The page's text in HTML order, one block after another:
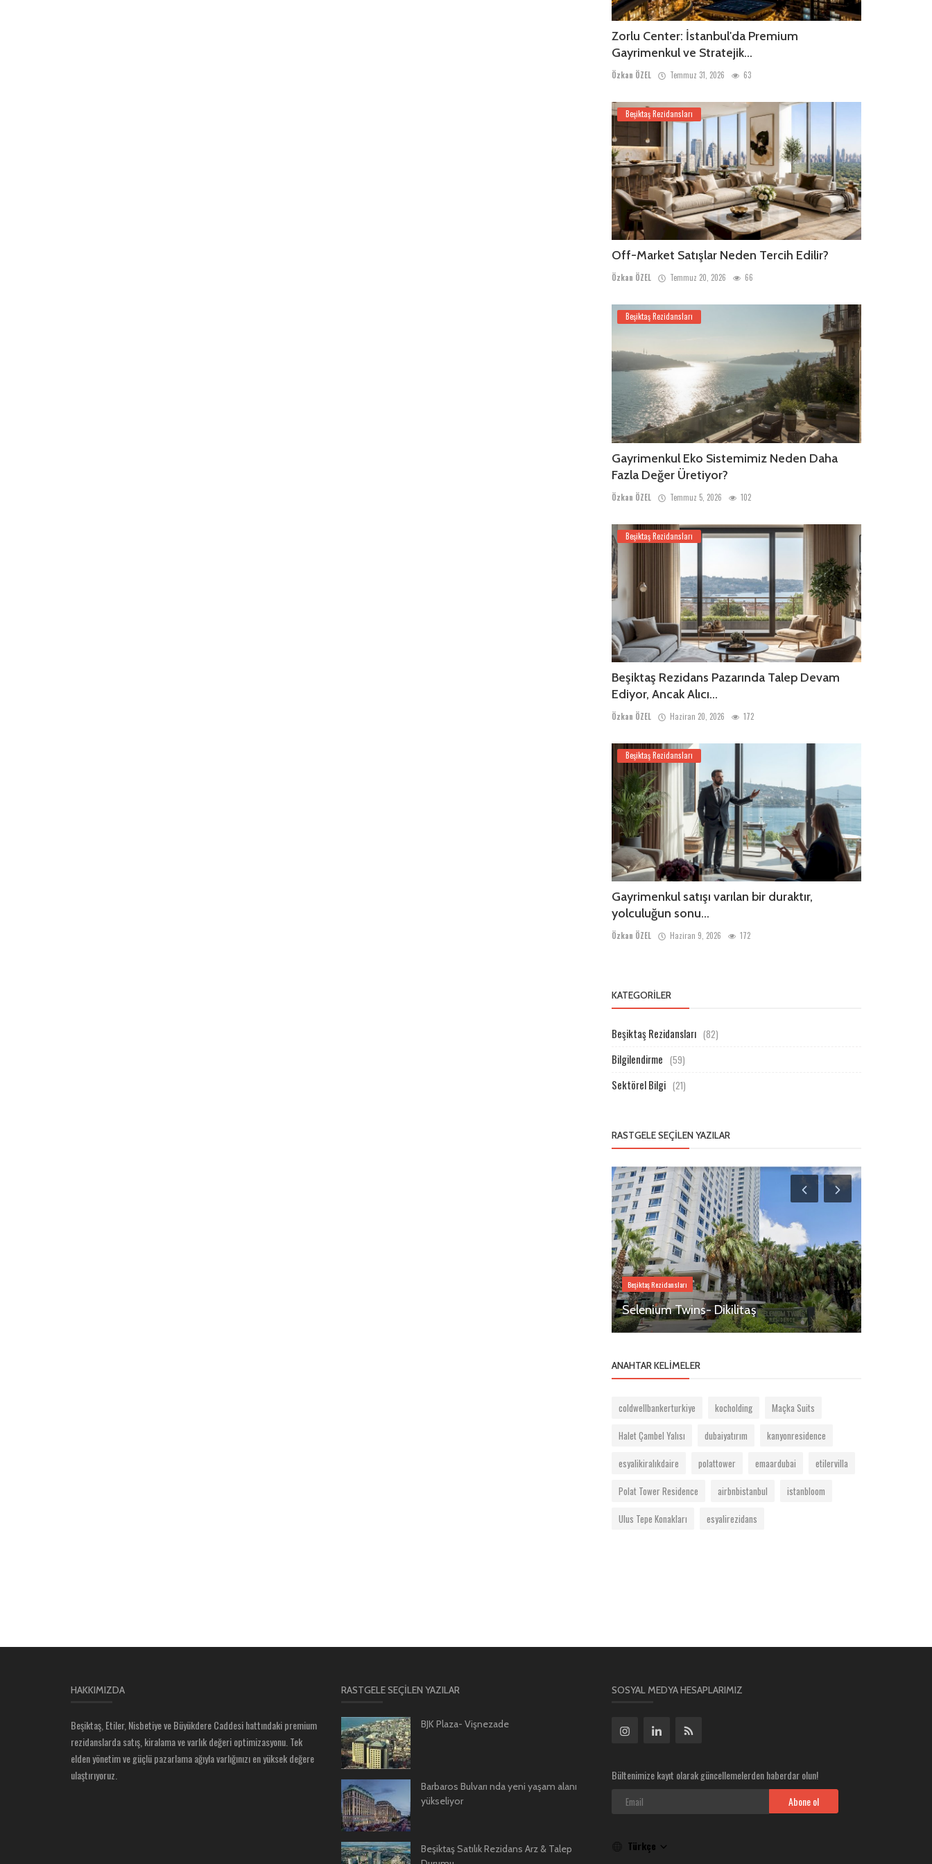
Zorlu Center: İstanbul'da Premium
Gayrimenkul ve Stratejik...
Özkan ÖZEL Temmuz 31, 2026 63
Beşiktaş Rezidansları
Off-Market Satışlar Neden Tercih Edilir?
Özkan ÖZEL Temmuz 20, 2026 66
Beşiktaş Rezidansları
Gayrimenkul Eko Sistemimiz Neden Daha
Fazla Değer Üretiyor?
Özkan ÖZEL Temmuz 5, 2026 102
Beşiktaş Rezidansları
Beşiktaş Rezidans Pazarında Talep Devam
Ediyor, Ancak Alıcı...
Özkan ÖZEL Haziran 20, 2026 172
Beşiktaş Rezidansları
Gayrimenkul satışı varılan bir duraktır,
yolculuğun sonu...
Özkan ÖZEL Haziran 9, 2026 172
KATEGORILER
Beşiktaş Rezidansları (82)
Bilgilendirme (59)
Sektörel Bilgi (21)
RASTGELE SEÇILEN YAZILAR
Beşiktaş Rezidansları
Selenium Twins- Dikilitaş
ANAHTAR KELIMELER
coldwellbankerturkiye kocholding
Maçka Suits
Halet Çambel Yalısı
dubaiyatırım
kanyonresidence
esyalikiralıkdaire
polattower emaardubai
etilervilla
Polat Tower Residence
airbnbistanbul
istanbloom
Ulus Tepe Konakları
esyalirezidans
HAKKIMIZDA
Beşiktaş, Etiler, Nisbetiye ve Büyükdere Caddesi hattındaki premium
rezidanslarda satış, kiralama ve varlık değeri optimizasyonu. Tek
elden yönetim ve güçlü pazarlama ağıyla varlığınızı en yüksek değere
ulaştırıyoruz.
RASTGELE SEÇILEN YAZILAR
BJK Plaza- Vişnezade
Barbaros Bulvarı nda yeni yaşam alanı
yükseliyor
Beşiktaş Satılık Rezidans Arz & Talep
SOSYAL MEDYA HESAPLARIMIZ
Bültenimize kayıt olarak güncellemelerden haberdar olun!
Abone ol
Türkçe